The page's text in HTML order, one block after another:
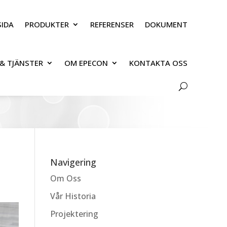
PRODUKTER REFERENSER DOKUMENT
TJÄNSTER OM EPECON KONTAKTA OSS
Navigering
Om Oss
Vår Historia
Projektering